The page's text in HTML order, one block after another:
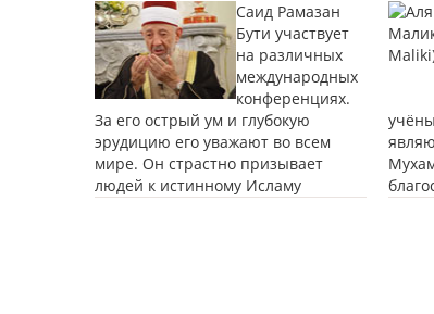
Саид Рамазан
Бути участвует
на различных
международных
конференциях.
За его острый ум и глубокую
эрудицию его уважают во всем
мире. Он страстно призывает
людей к истинному Исламу